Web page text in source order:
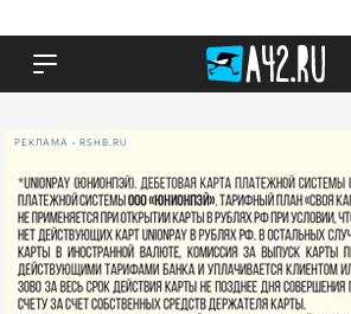
РЕКЛАМА • RSHB.RU